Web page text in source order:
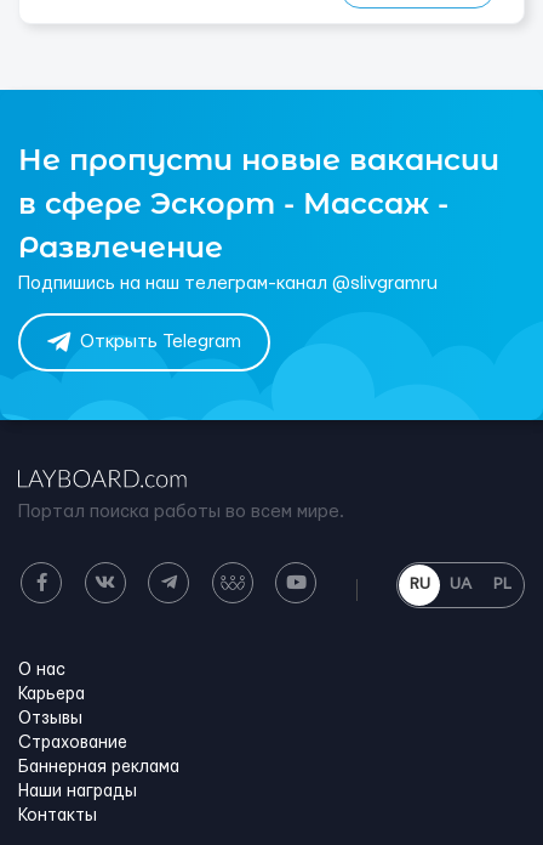
Не пропусти новые вакансии
в сфере Эскорт - Массаж -
Развлечение
Подпишись на наш телеграм-канал @slivgramru
Открыть Telegram
Портал поиска работы во всем мире.
RU UA PL
О нас
Карьера
Отзывы
Страхование
Баннерная реклама
Наши награды
Контакты